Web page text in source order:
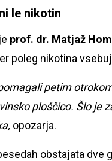
le nikotin
prof. dr. Matjaž
poleg nikotina
petim
ploščico. Šlo je
opozarja.
obstajata dve